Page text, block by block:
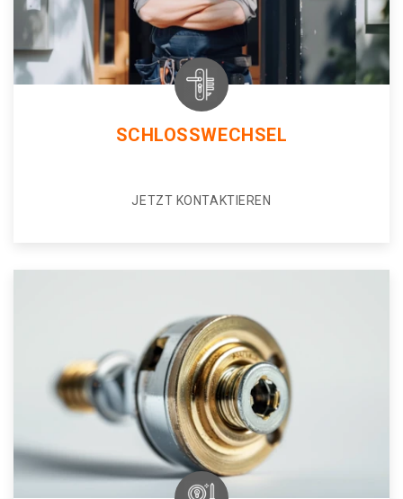
SCHLOSSWECHSEL
JETZT KONTAKTIEREN